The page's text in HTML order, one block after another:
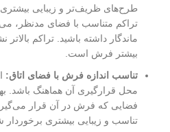
طرح‌های ظریف‌تر و زیبایی بیشتری
تراکم متناسب با فضای مدنظر،
ماندگار داشته باشید. تراکم
بیشتر فرش است.
تناسب اندازه فرش با فضای اتاق:
محل قرارگیری آن هماهنگ باشد.
فضایی که فرش در آن قرار می‌گیرد
تناسب و زیبایی بیشتری برخوردار